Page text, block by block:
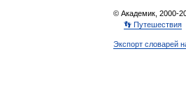
© Академик, 2000-
👣 Путешествия
Экспорт словарей